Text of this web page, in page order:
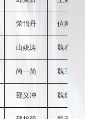
荣怡丹 位帅洁
山姚涛 魏春华
尚一简 魏兰沣
邵义冲 魏丝伟